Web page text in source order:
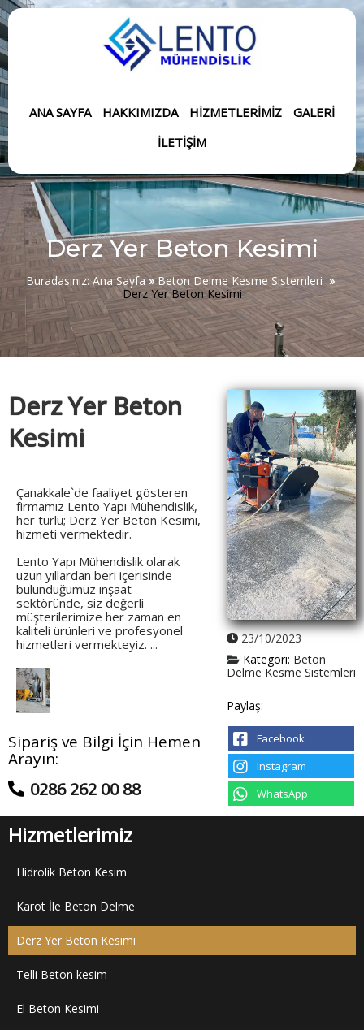
ANA SAYFA HAKKIMIZDA HIZMETLERIMIZ
GALERI
İLETIŞIM
Derz Yer Beton Kesimi
Buradasınız: Ana Sayfa»Beton Delme Kesme Sistemleri »
Derz Yer Beton Kesimi
Derz Yer Beton
Kesimi
Çanakkale`de faaliyet gösteren
firmamız Lento Yapı Mühendislik,
her türlü; Derz Yer Beton Kesimi,
hizmeti vermektedir.
Lento Yapı Mühendislik olarak
uzun yıllardan beri içerisinde
bulunduğumuz inşaat
sektöründe, siz değerli
müşterilerimize her zaman en
kaliteli ürünleri ve profesyonel
hizmetleri vermekteyiz. ...
Sipariş ve Bilgi İçin Hemen
Arayın:
0286 262 00 88
23/10/2023
Kategori: Beton
Delme Kesme Sistemleri
Paylaş:
Facebook
Instagram
WhatsApp
Hizmetlerimiz
Hidrolik Beton Kesim
Karot İle Beton Delme
Derz Yer Beton Kesimi
Telli Beton kesim
El Beton Kesimi